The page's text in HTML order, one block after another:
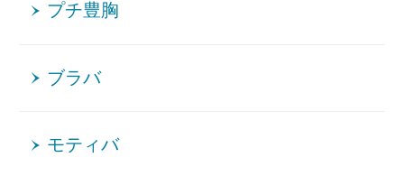
プチ豊胸
ブラバ
モティバ